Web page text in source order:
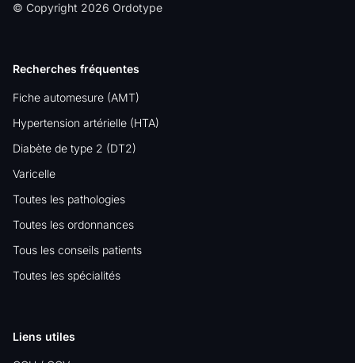
© Copyright 2026 Ordotype
Recherches fréquentes
Fiche automesure (AMT)
Hypertension artérielle (HTA)
Diabète de type 2 (DT2)
Varicelle
Toutes les pathologies
Toutes les ordonnances
Tous les conseils patients
Toutes les spécialités
Liens utiles